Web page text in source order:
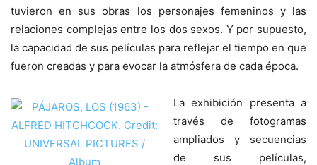
tuvieron en sus obras los personajes femeninos y las
relaciones complejas entre los dos sexos. Y por supuesto,
la capacidad de sus películas para reflejar el tiempo en que
fueron creadas y para evocar la atmósfera de cada época.
La exhibición presenta a
través de fotogramas
ampliados y secuencias
de sus películas,